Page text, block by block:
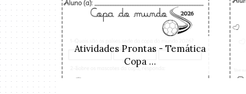
Atividades Prontas - Temática
Copa ...